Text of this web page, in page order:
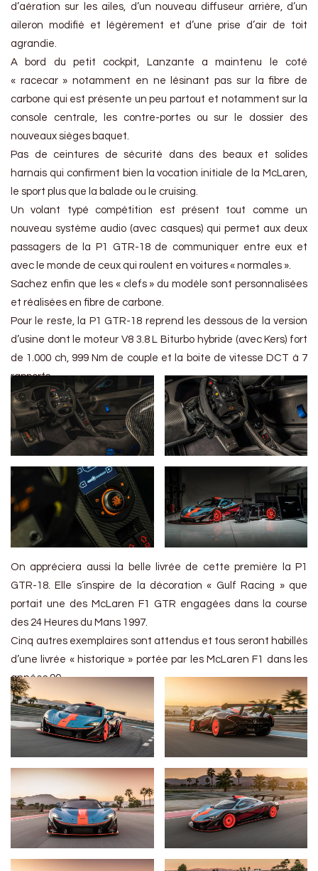
d’aération sur les ailes, d’un nouveau diffuseur arrière, d’un
aileron modifié et légèrement et d’une prise d’air de toit
agrandie.
A bord du petit cockpit, Lanzante a maintenu le coté
« racecar » notamment en ne lésinant pas sur la fibre de
carbone qui est présente un peu partout et notamment sur la
console centrale, les contre-portes ou sur le dossier des
nouveaux sièges baquet.
Pas de ceintures de sécurité dans des beaux et solides
harnais qui confirment bien la vocation initiale de la McLaren,
le sport plus que la balade ou le cruising.
Un volant typé compétition est présent tout comme un
nouveau système audio (avec casques) qui permet aux deux
passagers de la P1 GTR-18 de communiquer entre eux et
avec le monde de ceux qui roulent en voitures « normales ».
Sachez enfin que les « clefs » du modèle sont personnalisées
et réalisées en fibre de carbone.
Pour le reste, la P1 GTR-18 reprend les dessous de la version
d’usine dont le moteur V8 3.8 L Biturbo hybride (avec Kers) fort
de 1.000 ch, 999 Nm de couple et la boite de vitesse DCT à 7
rapports.
On appréciera aussi la belle livrée de cette première la P1
GTR-18. Elle s’inspire de la décoration « Gulf Racing » que
portait une des McLaren F1 GTR engagées dans la course
des 24 Heures du Mans 1997.
Cinq autres exemplaires sont attendus et tous seront habillés
d’une livrée « historique » portée par les McLaren F1 dans les
années 90.